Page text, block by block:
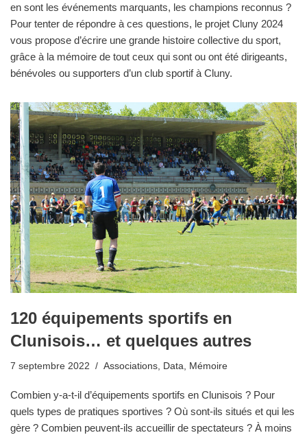
en sont les événements marquants, les champions reconnus ?
Pour tenter de répondre à ces questions, le projet Cluny 2024
vous propose d’écrire une grande histoire collective du sport,
grâce à la mémoire de tout ceux qui sont ou ont été dirigeants,
bénévoles ou supporters d’un club sportif à Cluny.
120 équipements sportifs en
Clunisois… et quelques autres
7 septembre 2022 Associations, Data, Mémoire
Combien y-a-t-il d’équipements sportifs en Clunisois ? Pour
quels types de pratiques sportives ? Où sont-ils situés et qui les
gère ? Combien peuvent-ils accueillir de spectateurs ? À moins